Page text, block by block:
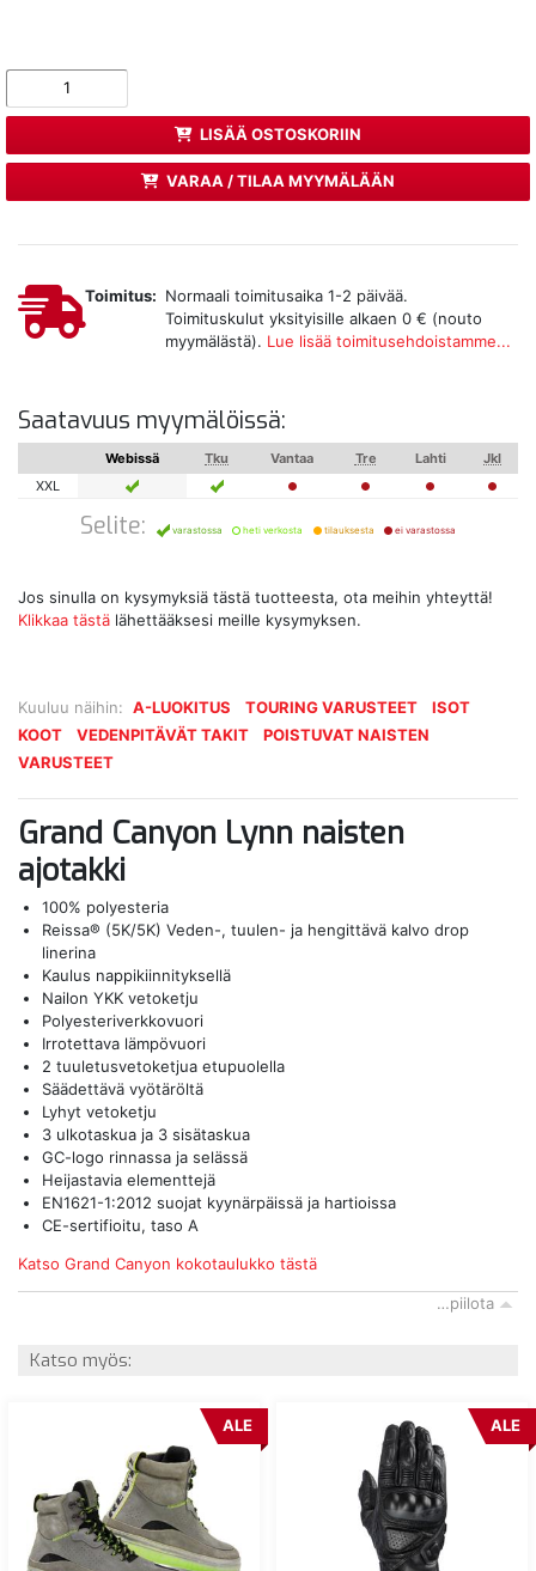
LISÄÄ OSTOSKORIIN
VARAA / TILAA MYYMÄLÄÄN
Kuuluu näihin: A-LUOKITUS TOURING VARUSTEET
ISOT
KOOT
VEDENPITÄVÄT TAKIT
POISTUVAT NAISTEN
VARUSTEET
Toimitus: Normaali toimitusaika 1-2 päivää.
Toimituskulut yksityisille alkaen 0 € (nouto
myymälästä). Lue lisää toimitusehdoistamme...
Saatavuus myymälöissä:
Webissä Tku Vantaa Tre Lahti
Jkl
XXL
Selite: varastossa heti verkosta tilauksesta ei varastossa
Jos sinulla on kysymyksiä tästä tuotteesta, ota meihin yhteyttä!
Klikkaa tästä lähettääksesi meille kysymyksen.
Grand Canyon Lynn naisten
ajotakki
100% polyesteria
Reissa® (5K/5K) Veden-, tuulen- ja hengittävä kalvo drop
linerina
Kaulus nappikiinnityksellä
Nailon YKK vetoketju
Polyesteriverkkovuori
Irrotettava lämpövuori
2 tuuletusvetoketjua etupuolella
Säädettävä vyötäröltä
Lyhyt vetoketju
3 ulkotaskua ja 3 sisätaskua
GC-logo rinnassa ja selässä
Heijastavia elementtejä
EN1621-1:2012 suojat kyynärpäissä ja hartioissa
CE-sertifioitu, taso A
Katso Grand Canyon kokotaulukko tästä
…piilota
Katso myös:
ALE ALE